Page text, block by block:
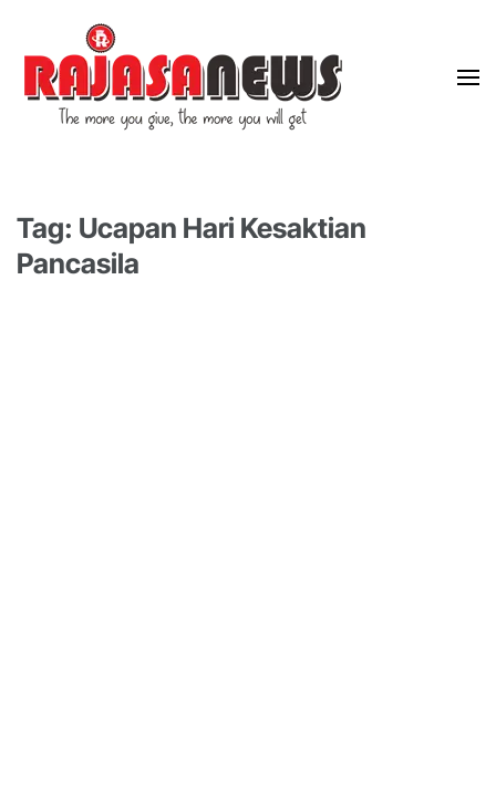
Tag: Ucapan Hari Kesaktian
Pancasila